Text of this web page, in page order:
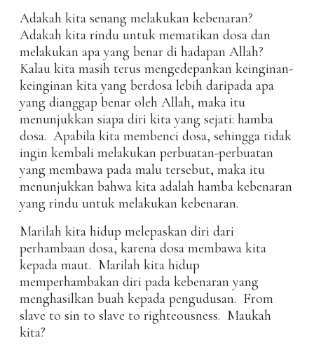
Adakah kita senang melakukan kebenaran?
Adakah kita rindu untuk mematikan dosa dan
melakukan apa yang benar di hadapan Allah?
Kalau kita masih terus mengedepankan keinginan-
keinginan kita yang berdosa lebih daripada apa
yang dianggap benar oleh Allah, maka itu
menunjukkan siapa diri kita yang sejati: hamba
dosa. Apabila kita membenci dosa, sehingga tidak
ingin kembali melakukan perbuatan-perbuatan
yang membawa pada malu tersebut, maka itu
menunjukkan bahwa kita adalah hamba kebenaran
yang rindu untuk melakukan kebenaran.
Marilah kita hidup melepaskan diri dari
perhambaan dosa, karena dosa membawa kita
kepada maut. Marilah kita hidup
memperhambakan diri pada kebenaran yang
menghasilkan buah kepada pengudusan. From
slave to sin to slave to righteousness. Maukah
kita?